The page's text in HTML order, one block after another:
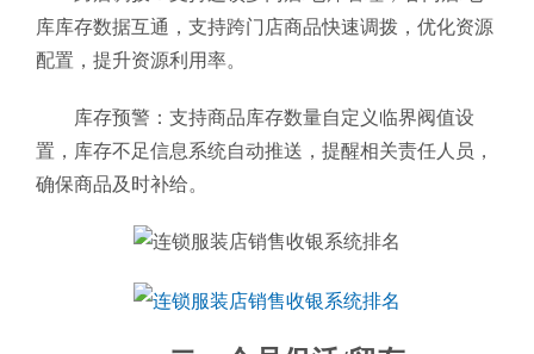
库库存数据互通，支持跨门店商品快速调拨，优化资源
配置，提升资源利用率。
库存预警：支持商品库存数量自定义临界阀值设
置，库存不足信息系统自动推送，提醒相关责任人员，
确保商品及时补给。